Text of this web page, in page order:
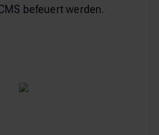
befeuert werden.